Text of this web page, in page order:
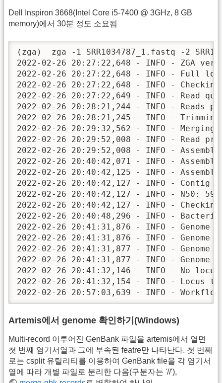
Dell Inspiron 3668(Intel Core i5-7400 @ 3GHz, 8 GB
memory)에서 30분 정도 소요됨
(zga)  zga -1 SRR1034787_1.fastq -2
2022-02-26 20:27:22,648 - INFO - ZGA
2022-02-26 20:27:22,648 - INFO - Full
2022-02-26 20:27:22,648 - INFO -
2022-02-26 20:27:22,649 - INFO - Read
2022-02-26 20:28:21,244 - INFO - Reads
2022-02-26 20:28:21,245 - INFO -
2022-02-26 20:29:32,562 - INFO - Merging
2022-02-26 20:29:52,008 - INFO - Read
2022-02-26 20:29:52,008 - INFO -
2022-02-26 20:40:42,071 - INFO -
2022-02-26 20:40:42,125 - INFO -
2022-02-26 20:40:42,127 - INFO - Contig
2022-02-26 20:40:42,127 - INFO - N50:
2022-02-26 20:40:42,127 - INFO -
2022-02-26 20:40:48,296 - INFO -
2022-02-26 20:41:31,876 - INFO - Genome
2022-02-26 20:41:31,876 - INFO - Genome
2022-02-26 20:41:31,877 - INFO - Genome
2022-02-26 20:41:31,877 - INFO - Genome
2022-02-26 20:41:32,146 - INFO - No
2022-02-26 20:41:32,154 - INFO - Locus
2022-02-26 20:57:03,639 - INFO -
Artemis에서 genome 확인하기(Windows)
Multi-record 이루어진 GenBank 파일을 artemis에서 열면
첫 번째 염기서열과 그에 부속된 featre만 나타난다. 첫 번째
로는 csplit 유틸리티를 이용하여 GenBank file을 각 염기서
열에 따라 개별 파일로 분리한 다음(구분자는 '//'),